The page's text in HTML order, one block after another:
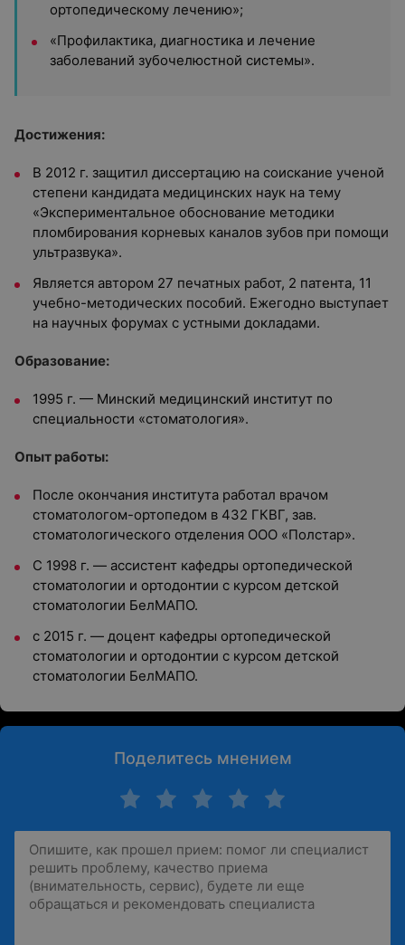
ортопедическому лечению»;
«Профилактика, диагностика и лечение
заболеваний зубочелюстной системы».
Достижения:
В 2012 г. защитил диссертацию на соискание ученой
степени кандидата медицинских наук на тему
«Экспериментальное обоснование методики
пломбирования корневых каналов зубов при помощи
ультразвука».
Является автором 27 печатных работ, 2 патента, 11
учебно-методических пособий. Ежегодно выступает
на научных форумах с устными докладами.
Образование:
1995 г. — Минский медицинский институт по
специальности «стоматология».
Опыт работы:
После окончания института работал врачом
стоматологом-ортопедом в 432 ГКВГ, зав.
стоматологического отделения ООО «Полстар».
С 1998 г. — ассистент кафедры ортопедической
стоматологии и ортодонтии с курсом детской
стоматологии БелМАПО.
с 2015 г. — доцент кафедры ортопедической
стоматологии и ортодонтии с курсом детской
стоматологии БелМАПО.
Поделитесь мнением